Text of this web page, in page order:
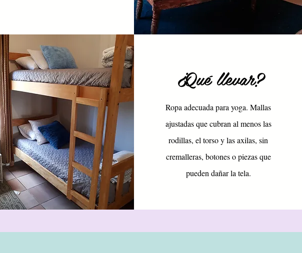
¿Qué llevar?
Ropa adecuada para yoga. Mallas
ajustadas que cubran al menos las
rodillas, el torso y las axilas, sin
cremalleras, botones o piezas que
pueden dañar la tela.